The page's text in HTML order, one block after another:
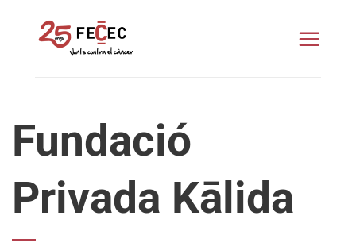
Fundació
Privada Kālida